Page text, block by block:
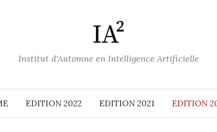
IA²
Institut d'Automne en Intelligence Artificielle
EDITION 2022 EDITION 2021 EDITION